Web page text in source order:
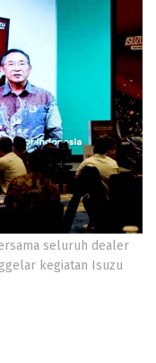
seluruh dealer
kegiatan Isuzu